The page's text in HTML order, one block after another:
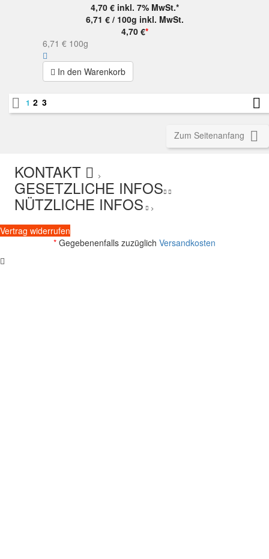
4,70 € inkl. 7% MwSt.*
6,71 € / 100g inkl. MwSt.
4,70 €*
6,71 € 100g
In den Warenkorb
 12 3 
Zum Seitenanfang 
KONTAKT >
GESETZLICHE INFOS
NÜTZLICHE INFOS >
Vertrag widerrufen
* Gegebenenfalls zuzüglich Versandkosten